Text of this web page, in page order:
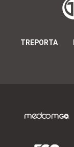
TREPORTA